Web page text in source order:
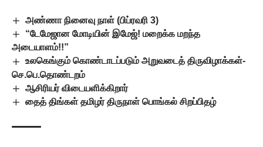
அண்ணா நினைவு நாள் (பிப்ரவரி 3)
“டேமேஜான மோடியின் இமேஜ்! மறைக்க மறந்த
அடையாளம்!!”
உலகெங்கும் கொண்டாடப்படும் அறுவடைத் திருவிழாக்கள்-
செ.பெ.தொண்டறம்
ஆசிரியர் விடையளிக்கிறார்
தைத் திங்கள் தமிழர் திருநாள் பொங்கல் சிறப்பிதழ்